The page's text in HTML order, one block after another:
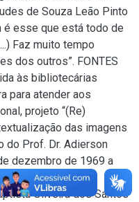
de Souza Leão Pinto
é esse que está todo de
Faz muito tempo
dos outros”. FONTES
às bibliotecárias
para atender aos
projeto “(Re)
das imagens
do Prof. Dr. Adierson
dezembro de 1969 a
noNúcleo do
Oliveira dos Santos